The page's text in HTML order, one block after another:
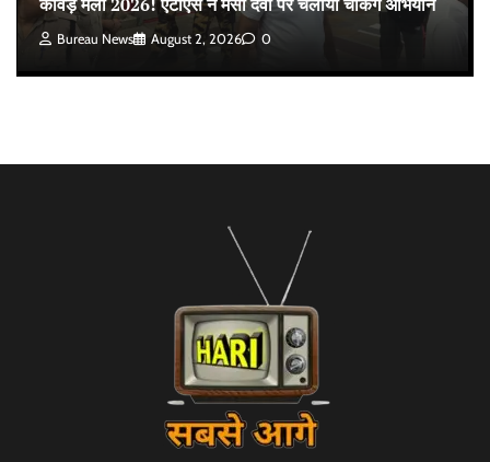
Bureau News August 2, 2026 0